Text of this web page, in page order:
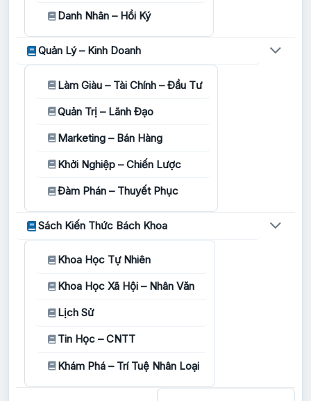
Danh Nhân – Hồi Ký
Quản Lý – Kinh Doanh
Làm Giàu – Tài Chính – Đầu Tư
Quản Trị – Lãnh Đạo
Marketing – Bán Hàng
Khởi Nghiệp – Chiến Lược
Đàm Phán – Thuyết Phục
Sách Kiến Thức Bách Khoa
Khoa Học Tự Nhiên
Khoa Học Xã Hội – Nhân Văn
Lịch Sử
Tin Học – CNTT
Khám Phá – Trí Tuệ Nhân Loại